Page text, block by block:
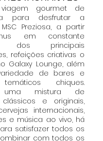
gourmet de
para desfrutar a
Preziosa, a partir
em constante
dos principais
refeições criativas o
Galaxy Lounge, além
de bares e
chiques.
uma mistura de
e originais,
internacionais,
e música ao vivo, há
satisfazer todos os
com todos os